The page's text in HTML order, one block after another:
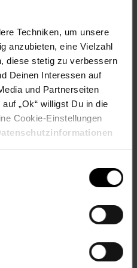
Techniken, um unsere
anzubieten, eine Vielzahl
diese stetig zu verbessern
Deinen Interessen auf
und Partnerseiten
„Ok“ willigst Du in die
Cookie-Einstellungen
Einlegeböden
kombinierbar